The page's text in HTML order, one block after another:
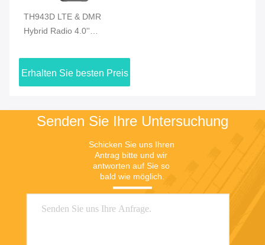
TH943D LTE & DMR
Hybrid Radio 4.0''
Batterie IP65 Schutz
Erhalten Sie besten Preis
Senden Sie Ihre Untersuchung
Schicken Sie uns Ihren
Antrag bitte und wir
antworten auf Sie so
bald wie möglich.